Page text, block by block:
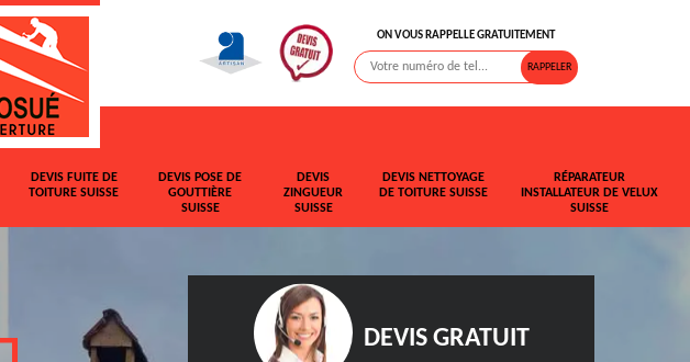
ON VOUS RAPPELLE GRATUITEMENT
DEVIS FUITE DE
TOITURE SUISSE
DEVIS POSE DE
GOUTTIÈRE
SUISSE
DEVIS
ZINGUEUR
SUISSE
DEVIS NETTOYAGE
DE TOITURE SUISSE
RÉPARATEUR
INSTALLATEUR DE VELUX
SUISSE
DEVIS GRATUIT